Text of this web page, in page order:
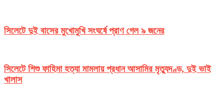
সিলেটে দুই বাসের মুখোমুখি সংঘর্ষে প্রাণ গেল ৯ জনের
সিলেটে শিশু ফাহিমা হত্যা মামলায় প্রধান আসামির মৃত্যুদণ্ড, দুই ভাই
খালাস